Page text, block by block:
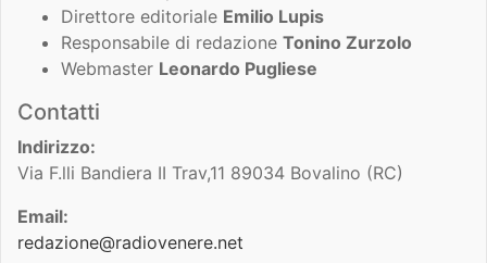
Direttore editoriale Emilio Lupis
Responsabile di redazione Tonino Zurzolo
Webmaster Leonardo Pugliese
Contatti
Indirizzo:
Via F.lli Bandiera II Trav,11 89034 Bovalino (RC)
Email:
redazione@radiovenere.net